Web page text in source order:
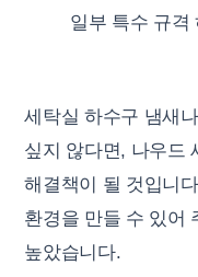
일부 특수 규격
세탁실 하수구 냄새
싶지 않다면, 나우드
해결책이 될 것입니
환경을 만들 수 있어
높았습니다.